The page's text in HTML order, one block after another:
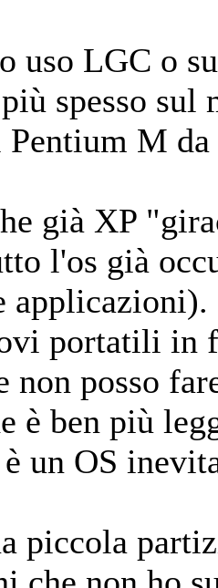
uso LGC o
spesso
Pentium M
già XP
l'os già
portatili in
non posso
è ben più
un OS
piccola